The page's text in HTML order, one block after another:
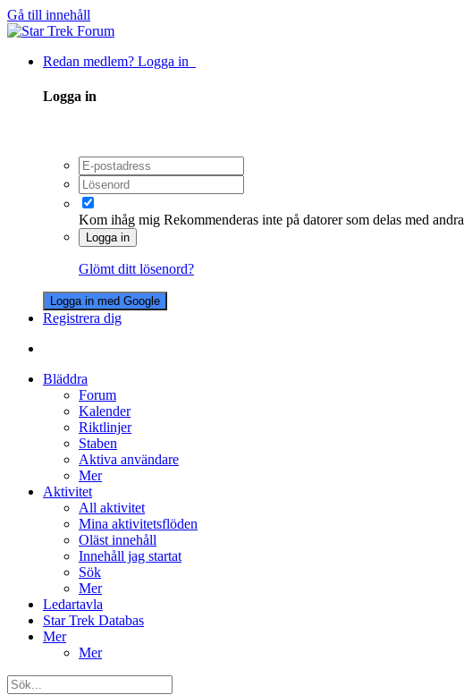
Gå till innehåll
Redan medlem? Logga in
Logga in
Kom ihåg mig Rekommenderas inte på datorer som delas med andra
Logga in
Glömt ditt lösenord?
Logga in med Google
Registrera dig
Bläddra
Forum
Kalender
Riktlinjer
Staben
Aktiva användare
Mer
Aktivitet
All aktivitet
Mina aktivitetsflöden
Oläst innehåll
Innehåll jag startat
Sök
Mer
Ledartavla
Star Trek Databas
Mer
Mer